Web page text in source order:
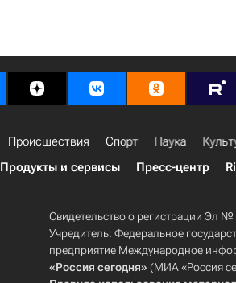
Происшествия Спорт Наука
Продукты и сервисы Пресс-центр
Свидетельство о регистрации Эл
Учредитель: Федеральное
предприятие Международное
«Россия сегодня» (МИА «Россия